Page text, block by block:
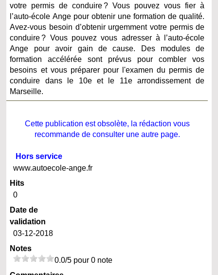
votre permis de conduire ? Vous pouvez vous fier à
l’auto-école Ange pour obtenir une formation de qualité.
Avez-vous besoin d’obtenir urgemment votre permis de
conduire ? Vous pouvez vous adresser à l’auto-école
Ange pour avoir gain de cause. Des modules de
formation accélérée sont prévus pour combler vos
besoins et vous préparer pour l'examen du permis de
conduire dans le 10e et le 11e arrondissement de
Marseille.
Cette publication est obsolète, la rédaction vous
recommande de consulter une autre page.
Hors service
www.autoecole-ange.fr
Hits
0
Date de
validation
03-12-2018
Notes
0.0/5 pour 0 note